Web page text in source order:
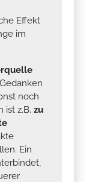
Effekt
im
noch
ist z.B. zu
Ein